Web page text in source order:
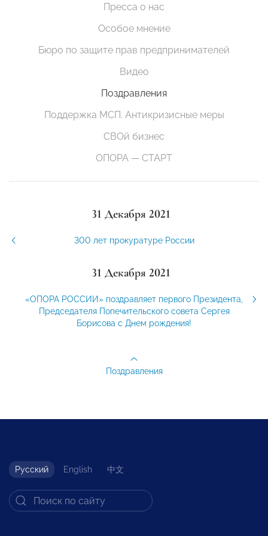
Пресса о нас
Особое мнение
Бюро по защите прав предпринимателей
Видео
Поздравления
Поддержка МСП. Антикризисные меры
СВОй бизнес
ОПОРА — СТАРТ
31 Декабря 2021
300 лет прокуратуре России
31 Декабря 2021
«ОПОРА РОССИИ» поздравляет первого Президента,
Председателя Попечительского совета Сергея
Борисова с Днем рождения!
Поздравления
Русский English 中文